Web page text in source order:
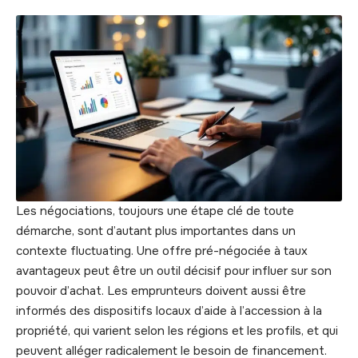
Les négociations, toujours une étape clé de toute
démarche, sont d’autant plus importantes dans un
contexte fluctuating. Une offre pré-négociée à taux
avantageux peut être un outil décisif pour influer sur son
pouvoir d’achat. Les emprunteurs doivent aussi être
informés des dispositifs locaux d’aide à l’accession à la
propriété, qui varient selon les régions et les profils, et qui
peuvent alléger radicalement le besoin de financement.